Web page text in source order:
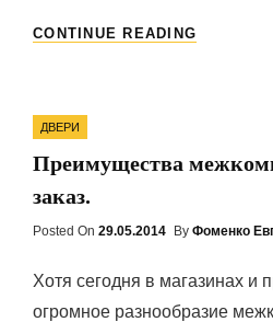
CONTINUE READING
Categories
ДВЕРИ
Преимущества
заказ.
Posted On Posted
29.05.2014 By Фоменко
Хотя сегодня в магазинах и
огромное разнообразие